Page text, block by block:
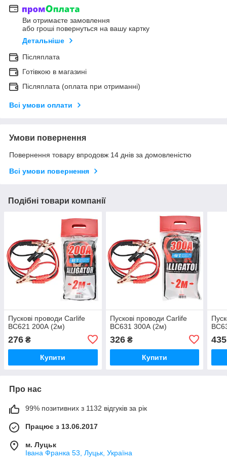
Ви отримаєте замовлення
або гроші повернуться на вашу картку
Детальніше
Післяплата
Готівкою в магазині
Післяплата (оплата при отриманні)
Всі умови оплати
Умови повернення
Повернення товару впродовж 14 днів за домовленістю
Всі умови повернення
Подібні товари компанії
Пускові проводи Carlife
BC621 200А (2м)
276 ₴
Купити
Пускові проводи Carlife
BC631 300А (2м)
326₴
Купити
435
Про нас
99% позитивних з 1132 відгуків за рік
Працює з 13.06.2017
м. Луцьк
Івана Франка 53, Луцьк, Україна